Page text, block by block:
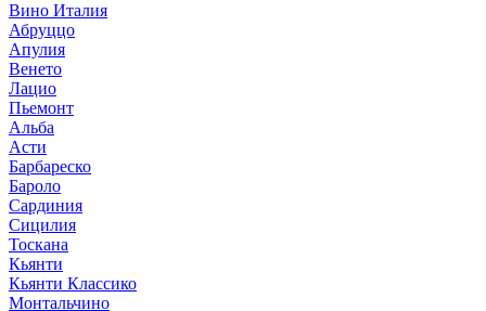
Вино Италия
Абруццо
Апулия
Венето
Лацио
Пьемонт
Альба
Асти
Барбареско
Бароло
Сардиния
Сицилия
Тоскана
Кьянти
Кьянти Классико
Монтальчино